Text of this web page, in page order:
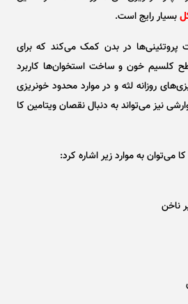
بسیار رایج است.
پروتئینی‌ها در بدن کمک می‌کند که برای
کلسیم خون و ساخت استخوان‌ها کاربرد
روزانه لثه و در موارد محدود خونریزی
نیز می‌تواند به دنبال نقصان ویتامین کا
می‌توان به موارد زیر اشاره کرد:
ناخن